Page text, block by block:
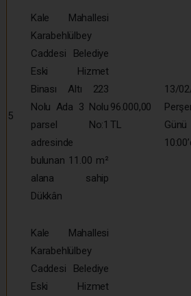
5
Kale Mahallesi
Karabehlülbey
Caddesi Belediye
Eski Hizmet
Binası Altı 223
Nolu Ada 3 Nolu
parsel No:1
adresinde
bulunan 11.00 m²
alana sahip
Dükkân
96.000,00
TL
13/
Kale Mahallesi
Karabehlülbey
Caddesi Belediye
Eski Hizmet